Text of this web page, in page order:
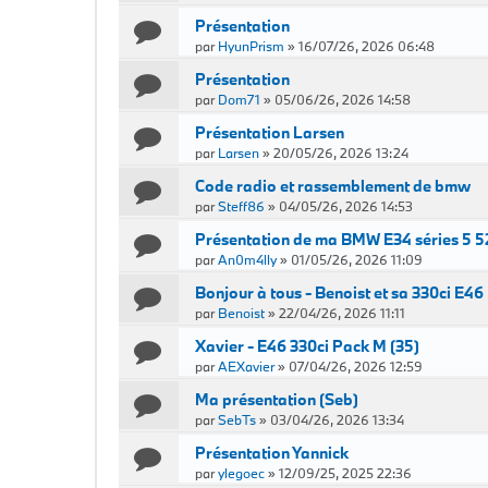
Présentation
parHyunPrism »16/07/26, 2026 06:48
Présentation
parDom71 » 05/06/26, 2026 14:58
Présentation Larsen
parLarsen»20/05/26, 2026 13:24
Code radio et rassemblement de bmw
parSteff86 » 04/05/26, 2026 14:53
Présentation de ma BMW E34 séries 5
parAn0m4lly» 01/05/26, 2026 11:09
Bonjour à tous - Benoist et sa 330ci E46
parBenoist» 22/04/26, 2026 11:11
Xavier - E46 330ci Pack M (35)
parAEXavier» 07/04/26, 2026 12:59
Ma présentation (Seb)
parSebTs» 03/04/26, 2026 13:34
Présentation Yannick
parylegoec»12/09/25, 2025 22:36